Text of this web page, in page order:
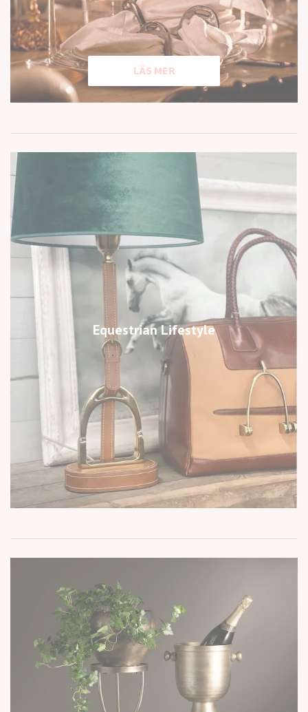
LÄS MER
Equestrian Lifestyle